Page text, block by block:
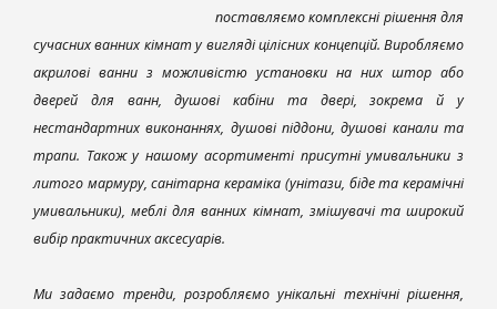
поставляємо комплексні рішення для
сучасних ванних кімнат у вигляді цілісних концепцій. Виробляємо
акрилові ванни з можливістю установки на них штор або
дверей для ванн, душові кабіни та двері, зокрема й у
нестандартних виконаннях, душові піддони, душові канали та
трапи. Також у нашому асортименті присутні умивальники з
литого мармуру, санітарна кераміка (унітази, біде та керамічні
умивальники), меблі для ванних кімнат, змішувачі та широкий
вибір практичних аксесуарів.
Ми задаємо тренди, розробляємо унікальні технічні рішення,